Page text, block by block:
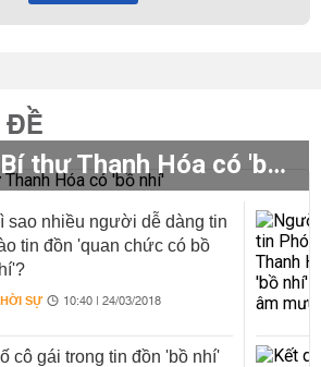
ĐỀ
Vụ đồn Phó Bí thư Thanh Hóa có 'bồ nhí'
sao nhiều người dễ dàng tin
tin đồn 'quan chức có bồ
SỰ 10:40 | 24/03/2018
cô gái trong tin đồn 'bồ nhí'